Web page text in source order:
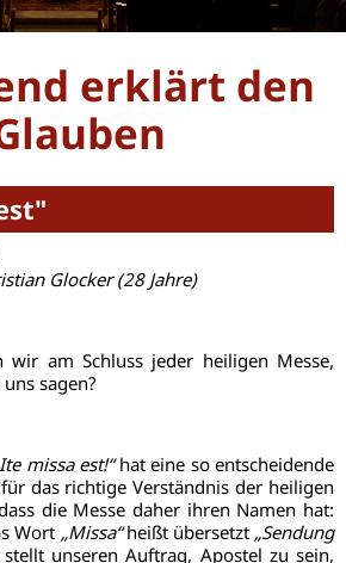
erklärt den
Glocker (28 Jahre)
wir am Schluss jeder heiligen Messe,
sagen?
missa est!“hat eine so entscheidende
das richtige Verständnis der heiligen
die Messe daher ihren Namen hat:
Wort „Missa“heißt übersetzt „Sendung
unseren Auftrag, Apostel zu sein,